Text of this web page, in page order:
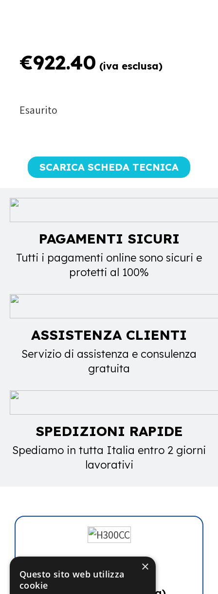
SCARICA SCHEDA TECNICA
€922.40 (iva esclusa)
Esaurito
PAGAMENTI SICURI
Tutti i pagamenti online sono sicuri e
protetti al 100%
ASSISTENZA CLIENTI
Servizio di assistenza e consulenza
gratuita
SPEDIZIONI RAPIDE
Spediamo in tutta Italia entro 2 giorni
lavorativi
×
Questo sito web utilizza
cookie